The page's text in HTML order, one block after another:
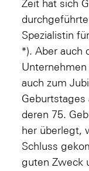
Zeit hat sich
Spezialistin
*). Aber auch
auch zum
Geburtstages
deren 75.
her überlegt,
Schluss
guten Zweck